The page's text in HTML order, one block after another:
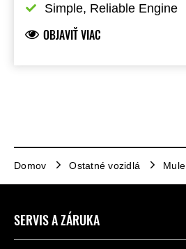
Simple, Reliable Engine
OBJAVIŤ VIAC
Domov Ostatné vozidlá
SERVIS A ZÁRUKA